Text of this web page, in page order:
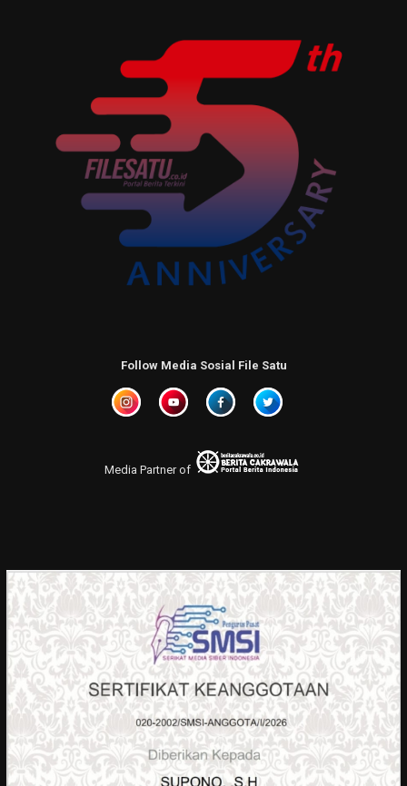
Follow Media Sosial File Satu
Media Partner of